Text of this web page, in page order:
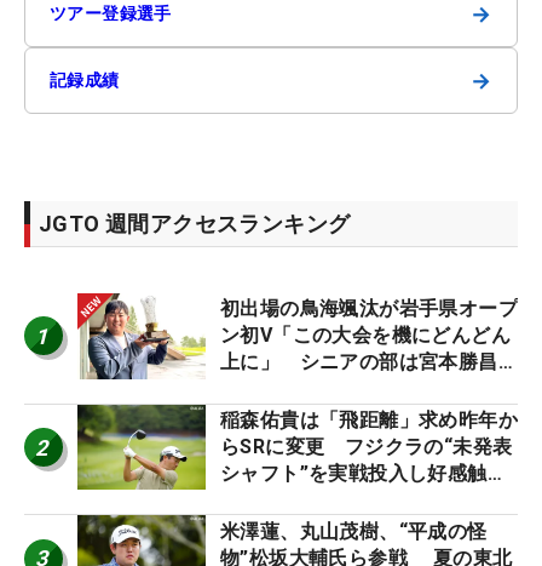
ツアー登録選手 →
記録成績 →
JGTO 週間アクセスランキング
1
初出場の鳥海颯汰が岩手県オープ
ン初V「この大会を機にどんどん
上に」 シニアの部は宮本勝昌が
2
稲森佑貴は「飛距離」求め昨年か
らSRに変更 フジクラの“未発表
シャフト”を実戦投入し好感触
ーのヒトネタ！】
3
米澤蓮、丸山茂樹、“平成の怪
物”松坂大輔氏ら参戦 夏の東北